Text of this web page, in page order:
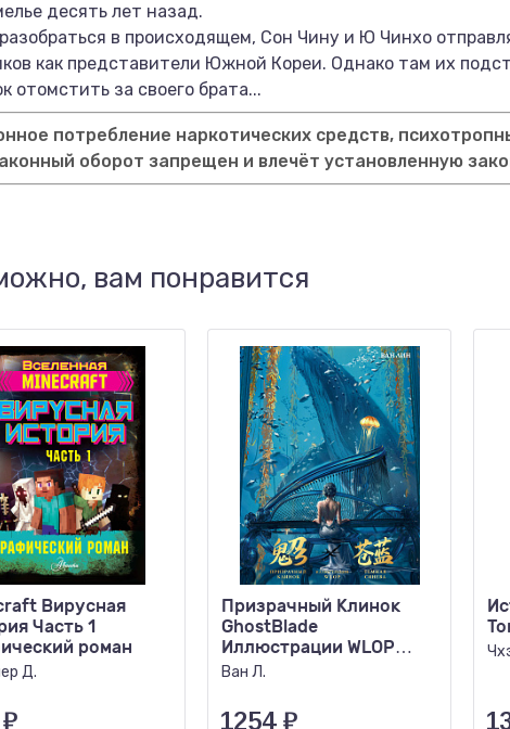
десять лет назад.
в происходящем, Сон Чину и Ю Чинхо
как представители Южной Кореи. Однако там их
отомстить за своего брата...
потребление наркотических средств,
оборот запрещен и влечёт установленную
вам понравится
Вирусная
Часть 1
роман
Д.
₽
Призрачный Клинок
GhostBlade
Иллюстрации WLOP
Темная синева
Ван Л.
1254 ₽